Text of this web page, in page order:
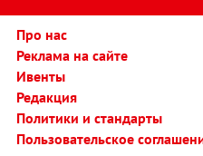
Про нас
Реклама на сайте
Ивенты
Редакция
Политики и стандарты
Пользовательское